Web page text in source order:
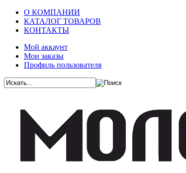
О КОМПАНИИ
КАТАЛОГ ТОВАРОВ
КОНТАКТЫ
Мой аккаунт
Мои заказы
Профиль пользователя